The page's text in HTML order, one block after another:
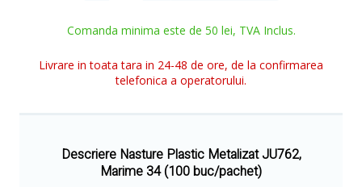
Comanda minima este de 50 lei, TVA Inclus.
Livrare in toata tara in 24-48 de ore, de la confirmarea
telefonica a operatorului.
Descriere Nasture Plastic Metalizat JU762,
Marime 34 (100 buc/pachet)